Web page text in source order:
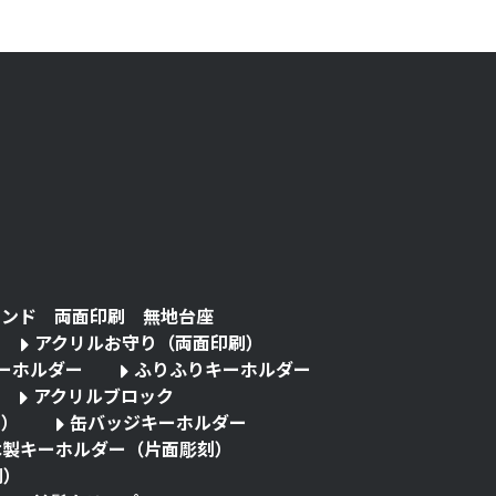
ンド 両面印刷 無地台座
アクリルお守り（両面印刷）
ホルダー
ふりふりキーホルダー
アクリルブロック
缶バッジキーホルダー
キーホルダー（片面彫刻）